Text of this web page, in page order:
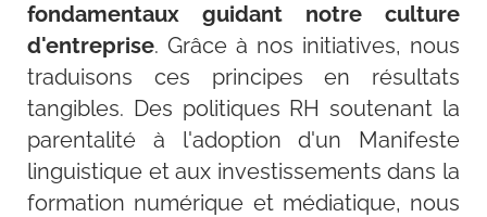
fondamentaux guidant notre culture
d'entreprise. Grâce à nos initiatives, nous
traduisons ces principes en résultats
tangibles. Des politiques RH soutenant la
parentalité à l'adoption d'un Manifeste
linguistique et aux investissements dans la
formation numérique et médiatique, nous